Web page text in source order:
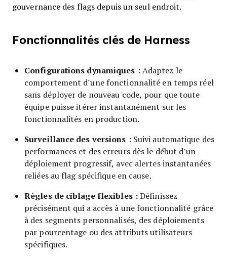
gouvernance des flags depuis un seul endroit.
Fonctionnalités clés de Harness
Configurations dynamiques :Adaptez le
comportement d’une fonctionnalité en temps réel
sans déployer de nouveau code, pour que toute
équipe puisse itérer instantanément sur les
fonctionnalités en production.
Surveillance des versions :Suivi automatique des
performances et des erreurs dès le début d’un
déploiement progressif, avec alertes instantanées
reliées au flag spécifique en cause.
Règles de ciblage flexibles :Définissez
précisément qui a accès à une fonctionnalité grâce
à des segments personnalisés, des déploiements
par pourcentage ou des attributs utilisateurs
spécifiques.